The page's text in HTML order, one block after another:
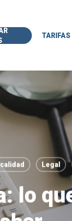
TARIFAS
Legal
lo